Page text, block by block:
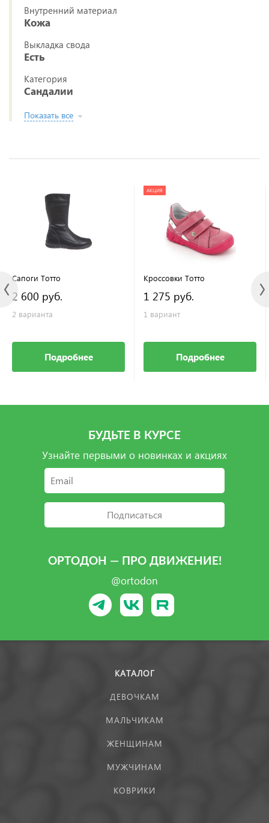
Внутренний материал
Кожа
Выкладка свода
Есть
Категория
Сандалии
Показать все
Сапоги Тотто
2 600 руб.
2 варианта
Подробнее
АКЦИЯ
Кроссовки Тотто
1 275 руб.
1 вариант
Подробнее
БУДЬТЕ В КУРСЕ
Узнайте первыми о новинках и акциях
Подписаться
ОРТОДОН — ПРО ДВИЖЕНИЕ!
@ortodon
КАТАЛОГ
ДЕВОЧКАМ
МАЛЬЧИКАМ
ЖЕНЩИНАМ
МУЖЧИНАМ
КОВРИКИ